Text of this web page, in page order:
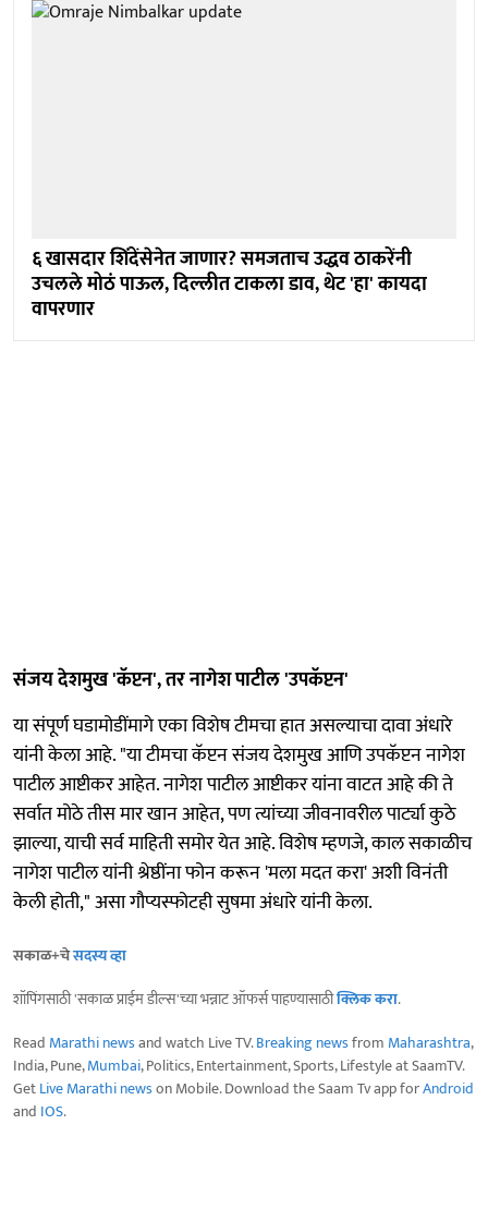
६ खासदार शिंदेंसेनेत जाणार? समजताच उद्धव ठाकरेंनी
उचलले मोठं पाऊल, दिल्लीत टाकला डाव, थेट 'हा' कायदा
वापरणार
संजय देशमुख 'कॅप्टन', तर नागेश पाटील 'उपकॅप्टन'
या संपूर्ण घडामोडींमागे एका विशेष टीमचा हात असल्याचा दावा अंधारे
यांनी केला आहे. "या टीमचा कॅप्टन संजय देशमुख आणि उपकॅप्टन नागेश
पाटील आष्टीकर आहेत. नागेश पाटील आष्टीकर यांना वाटत आहे की ते
सर्वात मोठे तीस मार खान आहेत, पण त्यांच्या जीवनावरील पार्ट्या कुठे
झाल्या, याची सर्व माहिती समोर येत आहे. विशेष म्हणजे, काल सकाळीच
नागेश पाटील यांनी श्रेष्ठींना फोन करून 'मला मदत करा' अशी विनंती
केली होती," असा गौप्यस्फोटही सुषमा अंधारे यांनी केला.
सकाळ+चेसदस्य व्हा
शॉपिंगसाठी 'सकाळ प्राईम डील्स'च्या भन्नाट ऑफर्स पाहण्यासाठीक्लिक करा.
Read Marathi newsand watch Live TV.Breaking newsfrom Maharashtra,
India, Pune,Mumbai, Politics, Entertainment, Sports, Lifestyle at SaamTV.
GetLive Marathi newson Mobile. Download the Saam Tv app forAndroid
and IOS.